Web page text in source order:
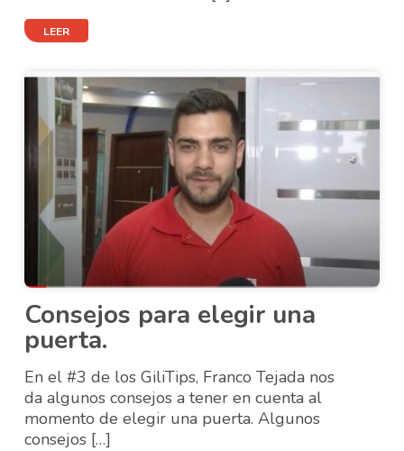
LEER
Consejos para elegir una
puerta.
En el #3 de los GiliTips, Franco Tejada nos
da algunos consejos a tener en cuenta al
momento de elegir una puerta. Algunos
consejos […]